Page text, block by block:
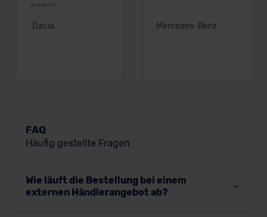
Dacia Mercedes-Benz
FAQ
Häufig gestellte Fragen
Wie läuft die Bestellung bei einem
externen Händlerangebot ab?